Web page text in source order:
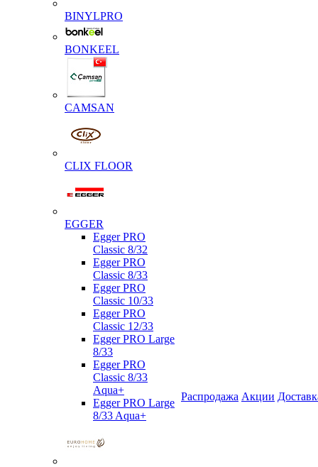
BINYLPRO
BONKEEL
CAMSAN
CLIX FLOOR
EGGER
Egger PRO
Classic 8/32
Egger PRO
Classic 8/33
Egger PRO
Classic 10/33
Egger PRO
Classic 12/33
Egger PRO Large
8/33
Egger PRO
Classic 8/33
Aqua+
Egger PRO Large
8/33 Aqua+
Распродажа Акции